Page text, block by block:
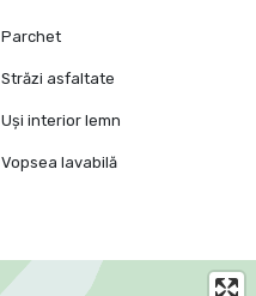
Parchet
Străzi asfaltate
Uși interior lemn
Vopsea lavabilă